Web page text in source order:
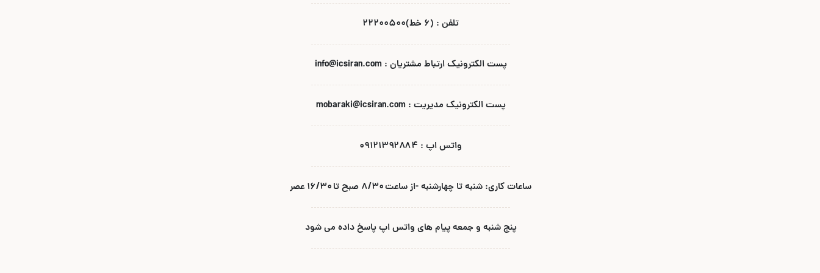
تلفن : (۶ خط)۲۲۲۰۰۵۰۰
پست الکترونیک ارتباط مشتریان : info@icsiran.com
پست الکترونیک مدیریت : mobaraki@icsiran.com
واتس اپ : ۰۹۱۲۱۳۹۲۸۸۴
ساعات کاری: شنبه تا چهارشنبه -از ساعت ۸/۳۰ صبح تا ۱۶/۳۰ عصر
پنج شنبه و جمعه پیام های واتس اپ پاسخ داده می شود